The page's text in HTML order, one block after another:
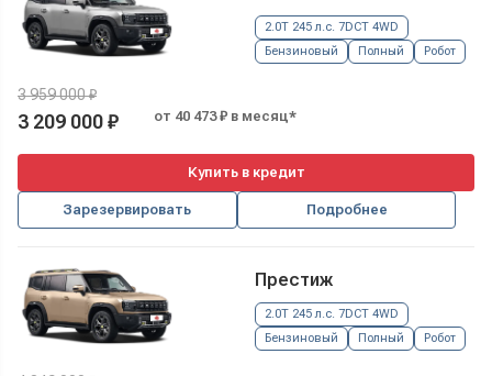
2.0T 245 л.с. 7DCT 4WD
Бензиновый
Полный Робот
3 959 000 ₽
3 209 000 ₽ от 40 473 ₽ в месяц*
Купить в кредит
Зарезервировать Подробнее
Престиж
2.0T 245 л.с. 7DCT 4WD
Бензиновый
Полный Робот